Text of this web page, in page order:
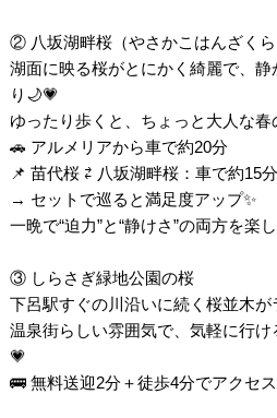
② 八坂湖畔桜（やさかこはんざくら
湖面に映る桜がとにかく綺麗で、
り🌙💗
ゆったり歩くと、ちょっと大人な春
🚗 アルメリアから車で約20分
📌 苗代桜 ⇄ 八坂湖畔桜：車で約15分
→ セットで巡ると満足度アップ✨
一晩で“迫力”と“静けさ”の両方を楽
③ しらさぎ緑地公園の桜
下呂駅すぐの川沿いに続く桜並木が
温泉街らしい雰囲気で、気軽に行け
💗
🚌 無料送迎2分＋徒歩4分でアクセ